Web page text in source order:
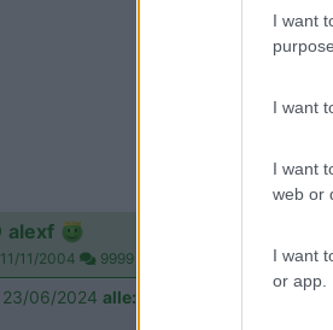
I want
I want
I want
web or
I want
or app.
alexf
11/11/2004 9999
23/06/2024 alle: